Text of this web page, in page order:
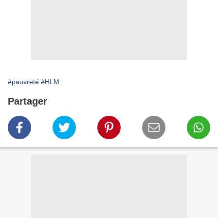
#pauvreté #HLM
Partager